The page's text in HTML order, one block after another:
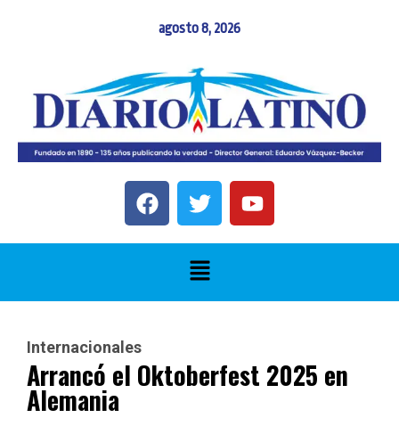
agosto 8, 2026
Internacionales
Arrancó el Oktoberfest 2025 en
Alemania